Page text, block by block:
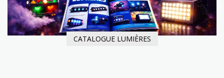
CATALOGUE LUMIÈRES